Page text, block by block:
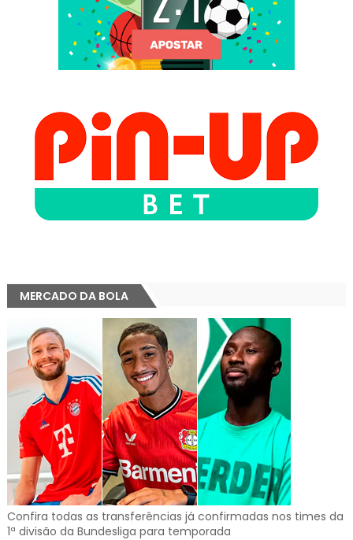
MERCADO DA BOLA
Confira todas as transferências já confirmadas nos times da
1ª divisão da Bundesliga para temporada